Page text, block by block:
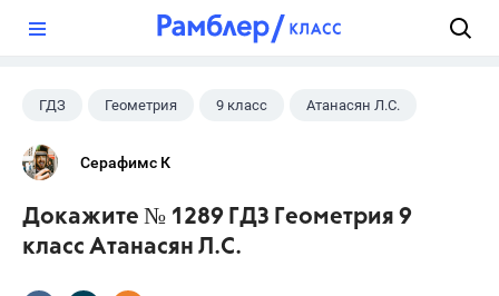
ГДЗ Геометрия 9 класс Атанасян Л.С.
Серафимс К
Докажите № 1289 ГДЗ Геометрия 9
класс Атанасян Л.С.